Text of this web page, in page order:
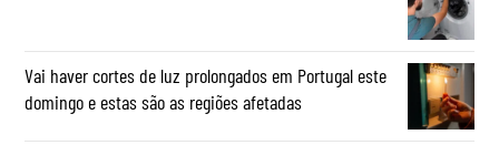
Vai haver cortes de luz prolongados em Portugal este
domingo e estas são as regiões afetadas